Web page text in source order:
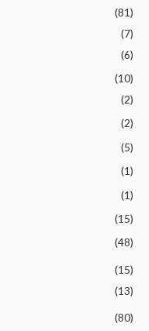
(81)
(7)
(6)
(10)
(2)
(2)
(5)
(1)
(1)
(15)
(48)
(15)
(13)
(80)